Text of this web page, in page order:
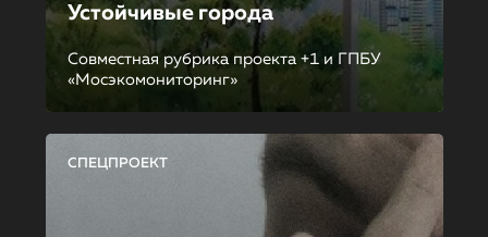
Устойчивые города
Совместная рубрика проекта +1 и ГПБУ
«Мосэкомониторинг»
СПЕЦПРОЕКТ